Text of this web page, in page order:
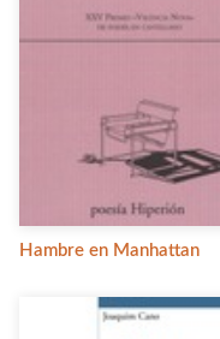
Hambre en Manhattan